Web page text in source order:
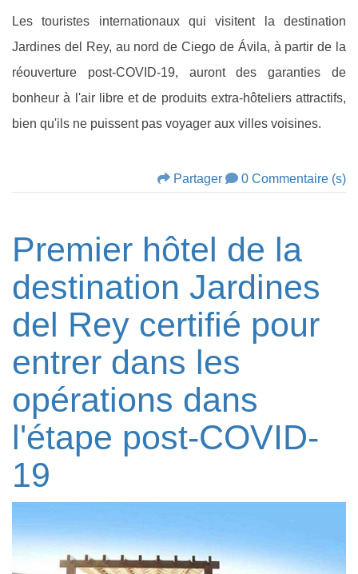
Les touristes internationaux qui visitent la destination
Jardines del Rey, au nord de Ciego de Ávila, à partir de la
réouverture post-COVID-19, auront des garanties de
bonheur à l'air libre et de produits extra-hôteliers attractifs,
bien qu'ils ne puissent pas voyager aux villes voisines.
Partager 0 Commentaire (s)
Premier hôtel de la
destination Jardines
del Rey certifié pour
entrer dans les
opérations dans
l'étape post-COVID-
19